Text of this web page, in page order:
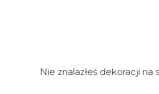
Nie znalazłeś dekoracji